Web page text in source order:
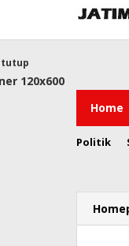
konten
Home
Politik
tutup